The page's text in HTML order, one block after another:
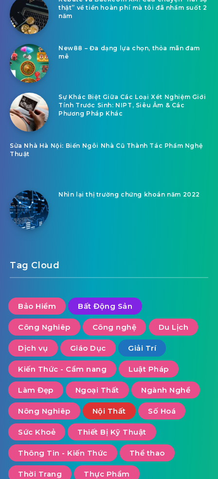
thật” về tiền hoàn phí mà tôi đã nhầm suốt 2
năm
New88 – Đa dạng lựa chọn, thỏa mãn đam
mê
Sự Khác Biệt Giữa Các Loại Xét Nghiệm Giới
Tính Trước Sinh: NIPT, Siêu Âm & Các
Phương Pháp Khác
Sửa Nhà Hà Nội: Biến Ngôi Nhà Cũ Thành Tác Phẩm Nghệ
Thuật
Nhìn lại thị trường chứng khoán năm 2022
Tag Cloud
Bảo Hiểm Bất Động Sản
Công Nghiêp Công nghệ Du Lịch
Dịch vụ Giáo Dục Giải Trí
Kiến Thức - Cẩm nang Luật Pháp
Làm Đẹp Ngoại Thất Ngành Nghề
Nông Nghiêp Nội Thất Số Hoá
Sức Khoẻ Thiết Bị Kỹ Thuật
Thông Tin - Kiến Thức Thể thao
Thời Trang Thực Phẩm